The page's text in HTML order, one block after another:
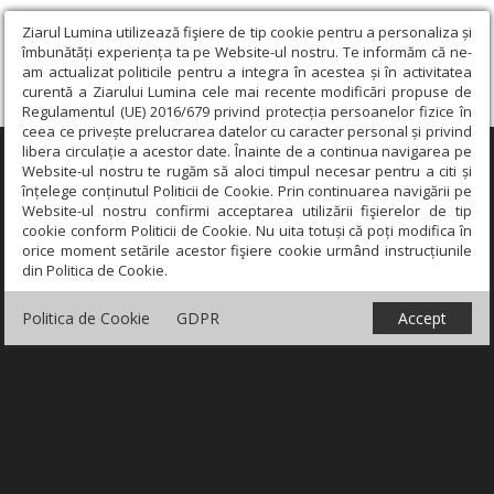
Ziarul Lumina utilizează fişiere de tip cookie pentru a personaliza și
îmbunătăți experiența ta pe Website-ul nostru. Te informăm că ne-
am actualizat politicile pentru a integra în acestea și în activitatea
curentă a Ziarului Lumina cele mai recente modificări propuse de
Regulamentul (UE) 2016/679 privind protecția persoanelor fizice în
ceea ce privește prelucrarea datelor cu caracter personal și privind
libera circulație a acestor date. Înainte de a continua navigarea pe
Website-ul nostru te rugăm să aloci timpul necesar pentru a citi și
înțelege conținutul Politicii de Cookie. Prin continuarea navigării pe
Website-ul nostru confirmi acceptarea utilizării fişierelor de tip
cookie conform Politicii de Cookie. Nu uita totuși că poți modifica în
orice moment setările acestor fişiere cookie urmând instrucțiunile
din Politica de Cookie.
Politica de Cookie GDPR Accept
×